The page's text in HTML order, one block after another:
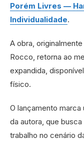
Porém Livres —
Individualidade.
A obra,
Rocco, retorna ao
expandida,
físico.
O lançamento
da autora, que
trabalho no cenário